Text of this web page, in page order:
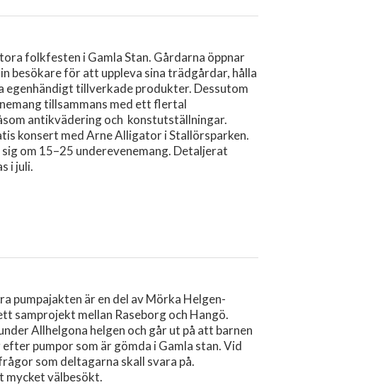
folkfesten i Gamla Stan. Gårdarna öppnar
besökare för att uppleva sina trädgårdar, hålla
egenhändigt tillverkade produkter. Dessutom
tillsammans med ett flertal
antikvädering och konstutställningar.
konsert med Arne Alligator i Stallörsparken.
om 15–25 underevenemang. Detaljerat
i juli.
pumpajakten är en del av Mörka Helgen-
samprojekt mellan Raseborg och Hangö.
Allhelgona helgen och går ut på att barnen
pumpor som är gömda i Gamla stan. Vid
som deltagarna skall svara på.
mycket välbesökt.